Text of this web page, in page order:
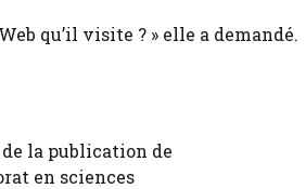
qu’il visite ? » elle a demandé.
la publication de
en sciences